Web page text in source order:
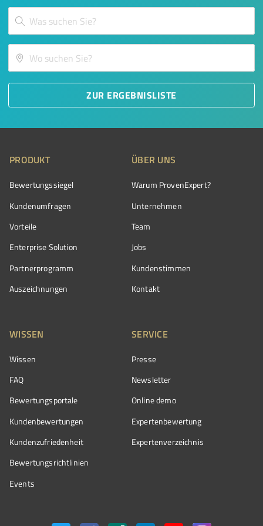
ZUR ERGEBNISLISTE
PRODUKT
Bewertungssiegel
Kundenumfragen
Vorteile
Enterprise Solution
Partnerprogramm
Auszeichnungen
ÜBER UNS
Warum ProvenExpert?
Unternehmen
Team
Jobs
Kundenstimmen
Kontakt
WISSEN
Wissen
FAQ
Bewertungsportale
Kundenbewertungen
Kundenzufriedenheit
Bewertungs­richtlinien
Events
SERVICE
Presse
Newsletter
Online demo
Expertenbewertung
Expertenverzeichnis